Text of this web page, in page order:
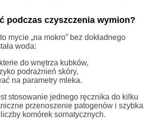
podczas czyszczenia wymion?
mycie „na mokro” bez dokładnego
woda:
do wnętrza kubków,
podrażnień skóry,
na parametry mleka.
stosowanie jednego ręcznika do kilku
przenoszenie patogenów i szybka
komórek somatycznych.